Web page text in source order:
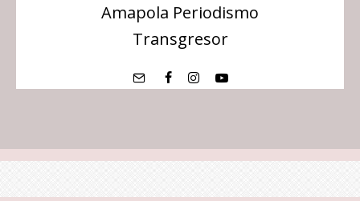
Amapola Periodismo
Transgresor